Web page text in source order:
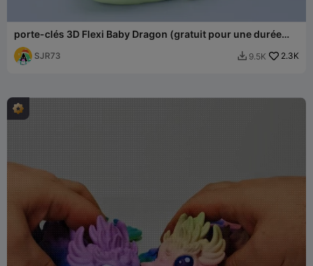
porte-clés 3D Flexi Baby Dragon (gratuit pour une durée
limitée) UniQrint
SJR73  9.5K 2.3K